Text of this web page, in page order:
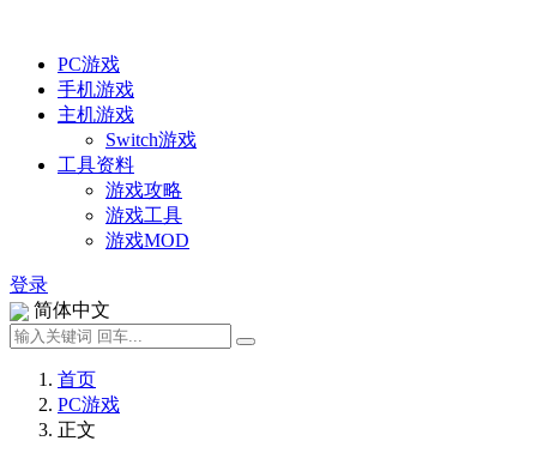
PC游戏
手机游戏
主机游戏
Switch游戏
工具资料
游戏攻略
游戏工具
游戏MOD
登录
简体中文
首页
PC游戏
正文